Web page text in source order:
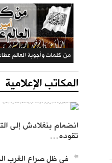
من كلمات وأجوبة العالم
المكاتب الإعلامية
انضمام بنغلادش إلى
تقوده…
في ظل صراع الغرب